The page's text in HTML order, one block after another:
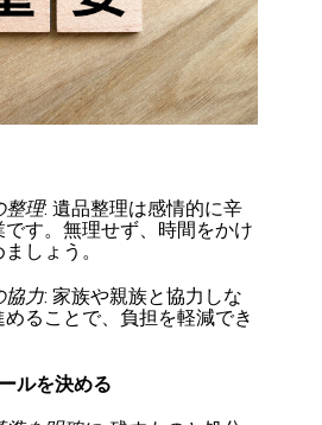
整理: 遺品整理は感情的に辛
です。無理せず、時間をかけ
しょう。
協力: 家族や親族と協力しな
めることで、負担を軽減でき
ルを決める